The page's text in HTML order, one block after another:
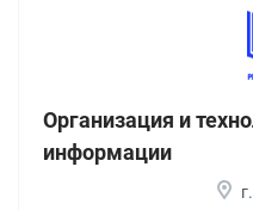
Организация и
информации